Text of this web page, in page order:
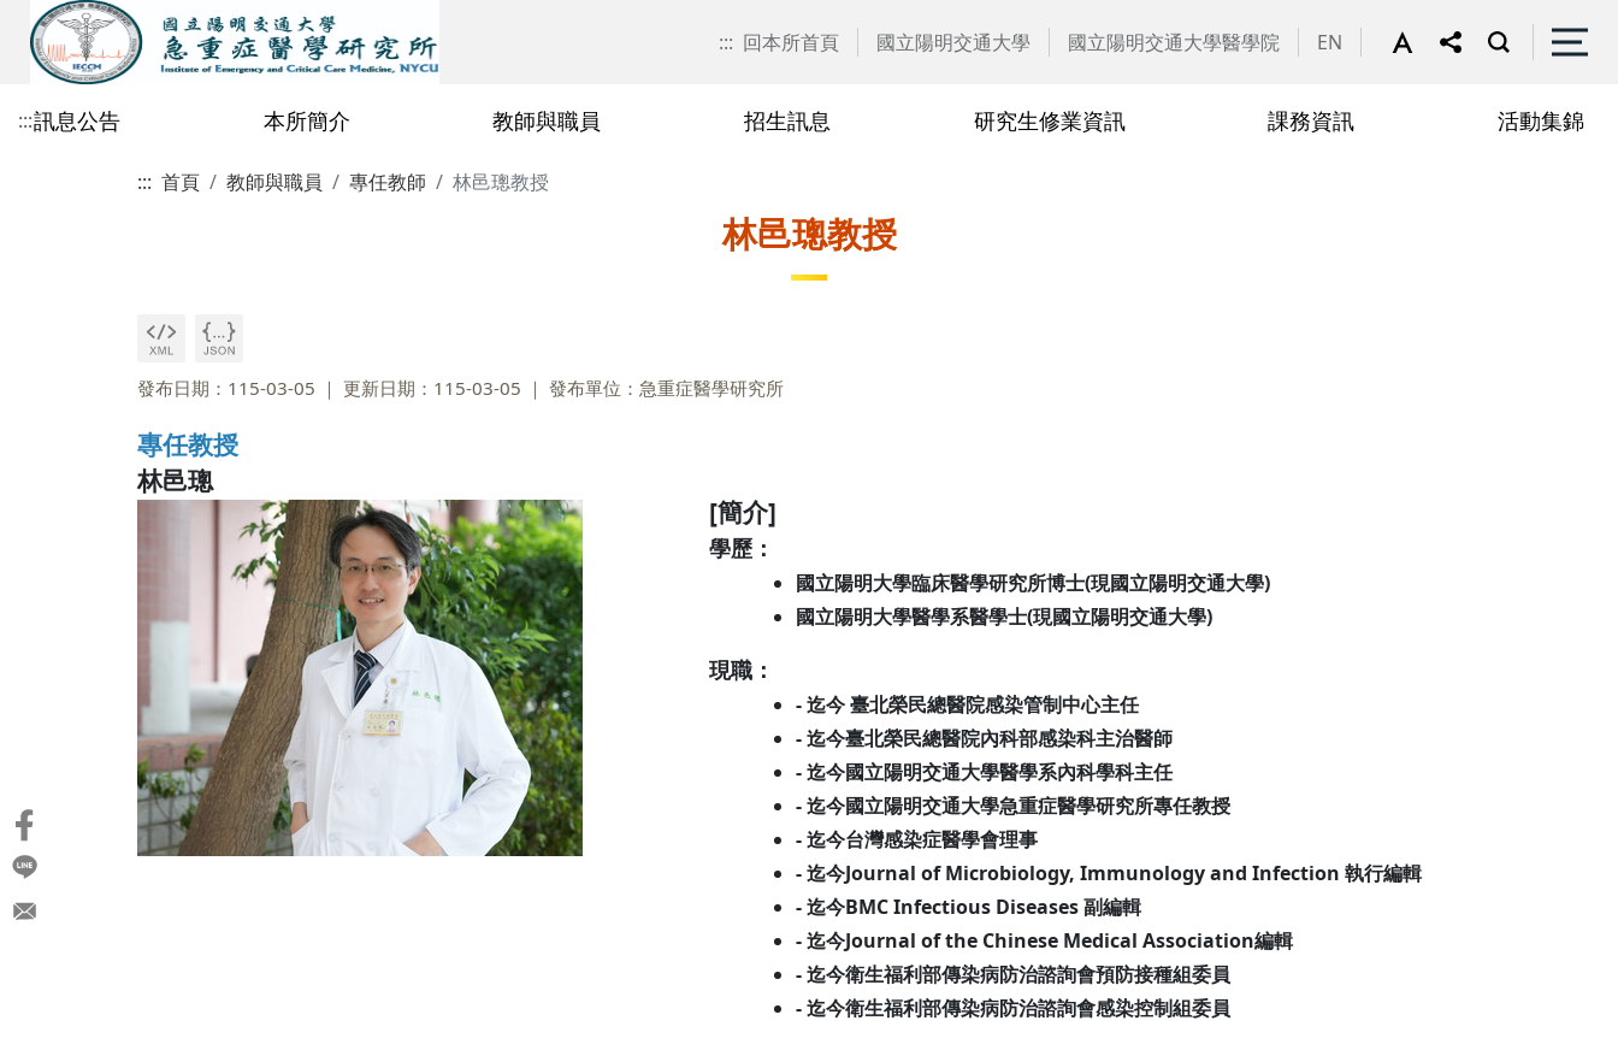
::: 回本所首頁 國立陽明交通大學 國立陽明交通大學醫學院 EN
:::訊息公告
急重症所行事曆
本所簡介
教育目標與辦學特色
教師與職員
校內合聘教師
招生訊息
115學年度招生公告
研究生修業資訊
碩士班
課務資訊
課程地圖
活動集錦
2025
::: 首頁 教師與職員 專任教師 林邑璁教授
林邑璁教授
發布日期：115-03-05 更新日期：115-03-05 發布單位：急重症醫學研究所
專任教授
林邑璁
[簡介]
學歷：
國立陽明大學臨床醫學研究所博士(現國立陽明交通大學)
國立陽明大學醫學系醫學士(現國立陽明交通大學)
現職：
- 迄今 臺北榮民總醫院感染管制中心主任
- 迄今臺北榮民總醫院內科部感染科主治醫師
- 迄今國立陽明交通大學醫學系內科學科主任
- 迄今國立陽明交通大學急重症醫學研究所專任教授
- 迄今台灣感染症醫學會理事
- 迄今Journal of Microbiology, Immunology and Infection 執行編輯
- 迄今BMC Infectious Diseases 副編輯
- 迄今Journal of the Chinese Medical Association編輯
- 迄今衛生福利部傳染病防治諮詢會預防接種組委員
- 迄今衛生福利部傳染病防治諮詢會感染控制組委員